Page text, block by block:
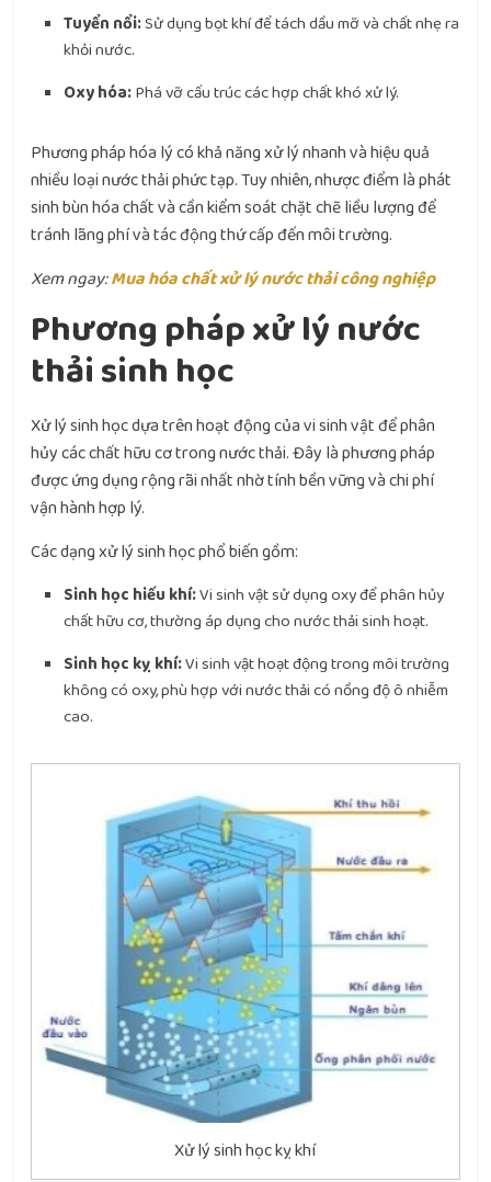
Tuyển nổi:Sử dụng bọt khí để tách dầu mỡ và chất nhẹ ra
khỏi nước.
Oxy hóa:Phá vỡ cấu trúc các hợp chất khó xử lý.
Phương pháp hóa lý có khả năng xử lý nhanh và hiệu quả
nhiều loại nước thải phức tạp. Tuy nhiên, nhược điểm là phát
sinh bùn hóa chất và cần kiểm soát chặt chẽ liều lượng để
tránh lãng phí và tác động thứ cấp đến môi trường.
Xem ngay:Mua hóa chất xử lý nước thải công nghiệp
Phương pháp xử lý nước
thải sinh học
Xử lý sinh học dựa trên hoạt động của vi sinh vật để phân
hủy các chất hữu cơ trong nước thải. Đây là phương pháp
được ứng dụng rộng rãi nhất nhờ tính bền vững và chi phí
vận hành hợp lý.
Các dạng xử lý sinh học phổ biến gồm:
Sinh học hiếu khí:Vi sinh vật sử dụng oxy để phân hủy
chất hữu cơ, thường áp dụng cho nước thải sinh hoạt.
Sinh học kỵ khí:Vi sinh vật hoạt động trong môi trường
không có oxy, phù hợp với nước thải có nồng độ ô nhiễm
cao.
Xử lý sinh học kỵ khí